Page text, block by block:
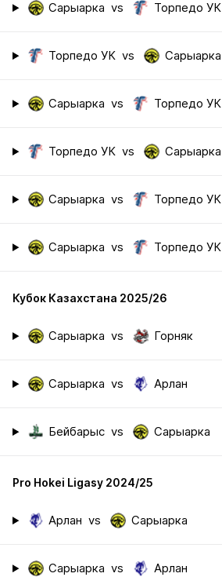
Сарыарка vs Торпедо УК
Торпедо УК vs Сарыарка
Сарыарка vs Торпедо УК
Торпедо УК vs Сарыарка
Сарыарка vs Торпедо УК
Сарыарка vs Торпедо УК
Кубок Казахстана 2025/26
Сарыарка vs Горняк
Сарыарка vs Арлан
Бейбарыс vs Сарыарка
Pro Hokei Ligasy 2024/25
Арлан vs Сарыарка
Сарыарка vs Арлан